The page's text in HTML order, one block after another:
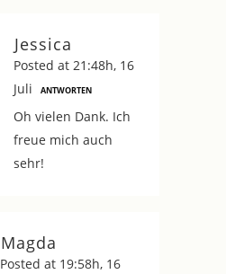
Jessica
Posted at 21:48h, 16
Juli
ANTWORTEN
Oh vielen Dank. Ich
freue mich auch
sehr!
Magda
Posted at 19:58h, 16